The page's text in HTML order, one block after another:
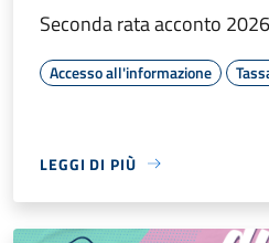
Seconda rata acconto 2026
Accesso all'informazione
LEGGI DI PIÙ